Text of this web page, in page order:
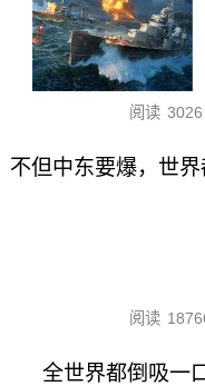
阅读 3026
不但中东要爆，世界
阅读
全世界都倒吸一